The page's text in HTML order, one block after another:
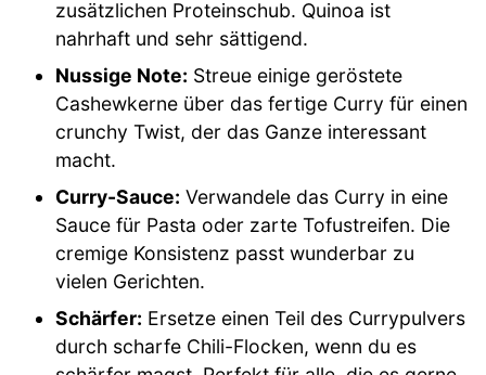
zusätzlichen Proteinschub. Quinoa ist
nahrhaft und sehr sättigend.
Nussige Note: Streue einige geröstete
Cashewkerne über das fertige Curry für einen
crunchy Twist, der das Ganze interessant
macht.
Curry-Sauce: Verwandele das Curry in eine
Sauce für Pasta oder zarte Tofustreifen. Die
cremige Konsistenz passt wunderbar zu
vielen Gerichten.
Schärfer: Ersetze einen Teil des Currypulvers
durch scharfe Chili-Flocken, wenn du es